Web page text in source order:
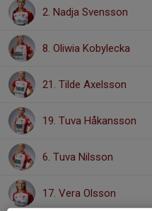
2. Nadja Svensson
8. Oliwia Kobylecka
21. Tilde Axelsson
19. Tuva Håkansson
6. Tuva Nilsson
17. Vera Olsson